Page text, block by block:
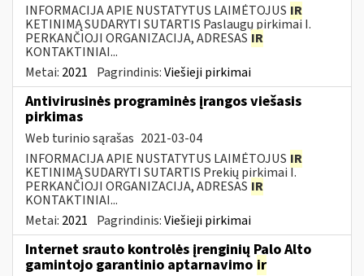
INFORMACIJA APIE NUSTATYTUS LAIMĖTOJUS IR
KETINIMĄ SUDARYTI SUTARTIS Paslaugų pirkimai I.
PERKANČIOJI ORGANIZACIJA, ADRESAS IR
KONTAKTINIAI...
Metai: 2021 Pagrindinis:Viešieji pirkimai
Antivirusinės programinės įrangos viešasis
pirkimas
Web turinio sąrašas 2021-03-04
INFORMACIJA APIE NUSTATYTUS LAIMĖTOJUS IR
KETINIMĄ SUDARYTI SUTARTIS Prekių pirkimai I.
PERKANČIOJI ORGANIZACIJA, ADRESAS IR
KONTAKTINIAI...
Metai: 2021 Pagrindinis:Viešieji pirkimai
Internet srauto kontrolės įrenginių Palo Alto
gamintojo garantinio aptarnavimo ir